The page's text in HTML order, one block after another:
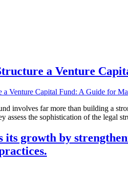
a Venture
involves far more than building a
assess the sophistication of the legal
its growth by